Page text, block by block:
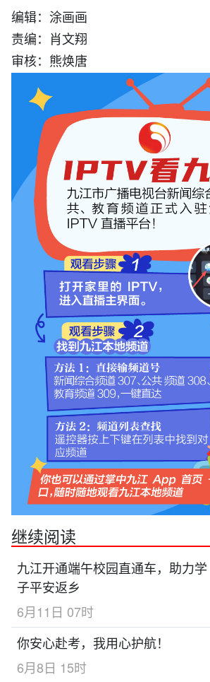
编辑：涂画画
责编：肖文翔
审核：熊焕唐
继续阅读
九江开通端午校园直通车，助力学
子平安返乡
6月11日 07时
你安心赴考，我用心护航！
6月8日 15时